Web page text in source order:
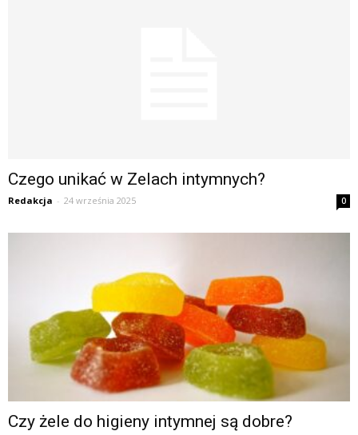
Czego unikać w Zelach intymnych?
Redakcja - 24 września 2025 0
Czy żele do higieny intymnej są dobre?